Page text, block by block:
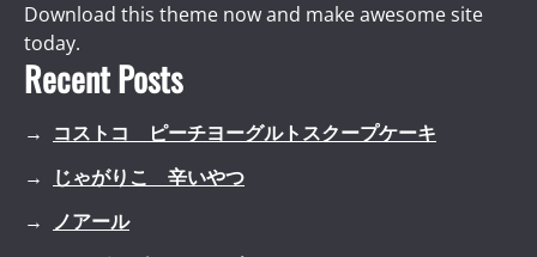
Download this theme now and make awesome site
today.
Recent Posts
コストコ ピーチヨーグルトスクープケーキ
じゃがりこ 辛いやつ
ノアール